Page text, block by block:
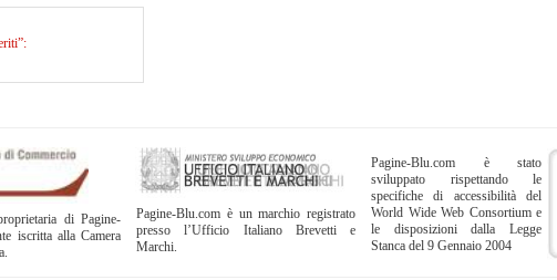
di Pagine-
iscritta alla Camera
Pagine-Blu.com è un marchio registrato
presso l’Ufficio Italiano Brevetti e
Marchi.
Pagine-Blu.com è stato
sviluppato rispettando le
specifiche di accessibilità del
World Wide Web Consortium e
le disposizioni dalla Legge
Stanca del 9 Gennaio 2004